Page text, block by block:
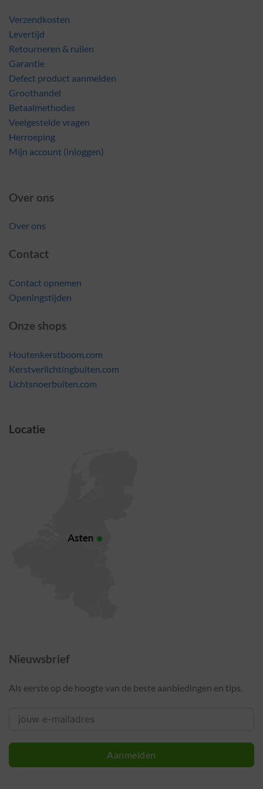
Verzendkosten
Levertijd
Retourneren & ruilen
Garantie
Defect product aanmelden
Groothandel
Betaalmethodes
Veelgestelde vragen
Herroeping
Mijn account (inloggen)
Over ons
Over ons
Contact
Contact opnemen
Openingstijden
Onze shops
Houtenkerstboom.com
Kerstverlichtingbuiten.com
Lichtsnoerbuiten.com
Locatie
Nieuwsbrief
Als eerste op de hoogte van de beste aanbiedingen en tips.
Aanmelden